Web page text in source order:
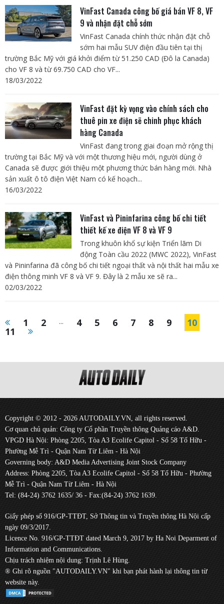
VinFast Canada công bố giá bán VF 8, VF
9 và nhận đặt chỗ sớm
VinFast Canada chính thức nhận đặt chỗ
sớm hai mẫu SUV điện đầu tiên tại thị
trường Bắc Mỹ với giá khởi điểm từ 51.250 CAD (Đô la Canada)
cho VF 8 và từ 69.750 CAD cho VF...
18/03/2022
VinFast đặt kỳ vọng vào chính sách cho
thuê pin xe điện sẽ chinh phục khách
hàng Canada
VinFast đang trong giai đoạn mở rộng thị
trường tại Bắc Mỹ và với một thương hiệu mới, người dùng ở
Canada sẽ được giới thiệu một phương thức bán hàng mới. Nhà
sản xuất ô tô điện Việt Nam có kế hoạch...
16/03/2022
VinFast và Pininfarina công bố chi tiết
thiết kế xe điện VF 8 và VF 9
Trong khuôn khổ sự kiện Triển lãm Di
động Toàn cầu 2022 (MWC 2022), VinFast
và Pininfarina đã công bố chi tiết ngoại thất và nội thất hai mẫu xe
điện thông minh VF 8 và VF 9. Đây là 2 mẫu xe sẽ ra...
02/03/2022
1 2 ... 4 5 6 7 8 9 10
11
Copyright © 2012 - 2026 AUTODAILY.VN, all rights reserved.
Cơ quan chủ quản: Công ty Cổ phần Truyền thông Quảng cáo A&D.
VPGD Hà Nội: Phòng 2205, Tòa A3 Ecolife Capitol - Số 58 Tố Hữu -
Phường Mễ Trì - Quận Nam Từ Liêm - Hà Nội
Governing body: A&D Media Advertising Joint Stock Company
Address: Phòng 2205, Tòa A3 Ecolife Capitol - Số 58 Tố Hữu - Phường
Mễ Trì - Quận Nam Từ Liêm - Hà Nội
Tel: (84-24) 3762 1635/ 36 - Fax:(84-24) 3762 1639.
Giấy phép số 916/GP-TTĐT, Sở Thông tin và Truyền thông Hà Nội cấp
ngày 09/3/2017.
Licence No. 916/GP-TTĐT dated March 9, 2017 by Ha Noi Deparment of
Information and Communications.
Chịu trách nhiệm nội dung: Trịnh Lê Hùng.
® Ghi rõ nguồn "AUTODAILY.VN" khi bạn phát hành lại thông tin từ
website này.